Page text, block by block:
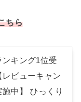
ちら
キング1位受
ビューキャン
中】 ひっくり